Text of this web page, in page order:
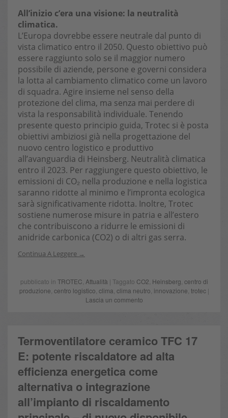
All’inizio c’era una visione: la neutralità
climatica.
L’Europa dovrebbe essere neutrale dal punto di
vista climatico entro il 2050. Questo obiettivo può
essere raggiunto solo se il maggior numero
possibile di aziende, persone e governi considera
la lotta al cambiamento climatico come un lavoro
di squadra. Agire insieme nel senso della
protezione del clima, ma senza mai perdere di
vista la responsabilità individuale. Tenendo
presente questo principio guida, Trotec si è posta
obiettivi ambiziosi già nella progettazione del
nuovo centro logistico e produttivo
all’avanguardia di Heinsberg. Neutralità climatica
entro il 2023. Per raggiungere questo obiettivo, le
emissioni di CO₂ nella produzione e nella logistica
saranno ridotte al minimo e l’impronta ecologica
sarà significativamente ridotta. Inoltre, Trotec
sostiene numerose misure in patria e all’estero
che contribuiscono a ridurre le emissioni di
anidride carbonica (CO2) o di altri gas serra.
Continua A Leggere
pubblicato in TROTEC Attualità | Taggato CO2 Heinsberg centro di
produzione centro logistico clima clima neutro innovazione trotec|
Lascia un commento
Termoventilatore ceramico TFC 17
E: potente riscaldatore ad alta
efficienza energetica come
alternativa o integrazione
all’impianto di riscaldamento